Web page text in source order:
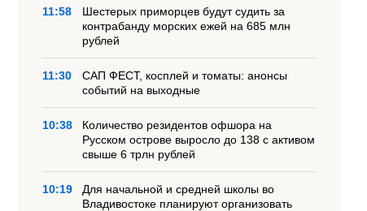
11:58
Шестерых приморцев будут судить за
контрабанду морских ежей на 685 млн
рублей
11:30
САП ФЕСТ, косплей и томаты: анонсы
событий на выходные
10:38
Количество резидентов офшора на
Русском острове выросло до 138 с активом
свыше 6 трлн рублей
10:19
Для начальной и средней школы во
Владивостоке планируют организовать